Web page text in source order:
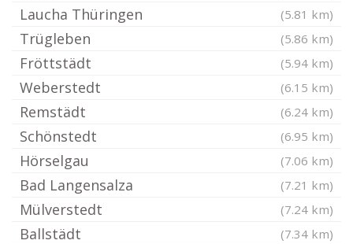
Laucha Thüringen (5.81 km)
Trügleben (5.86 km)
Fröttstädt (5.94 km)
Weberstedt (6.15 km)
Remstädt (6.24 km)
Schönstedt (6.95 km)
Hörselgau (7.06 km)
Bad Langensalza (7.21 km)
Mülverstedt (7.24 km)
Ballstädt (7.34 km)